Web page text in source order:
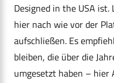
Designed in the USA
hier nach wie vor der
aufschließen. Es
bleiben, die über die
umgesetzt haben – hier